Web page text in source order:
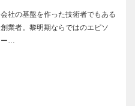
会社の基盤を作った技術者でもある
創業者。黎明期ならではのエピソ
ー…